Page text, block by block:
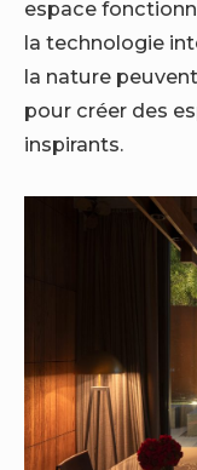
espace
la technologie
la nature
pour créer des
inspirants.